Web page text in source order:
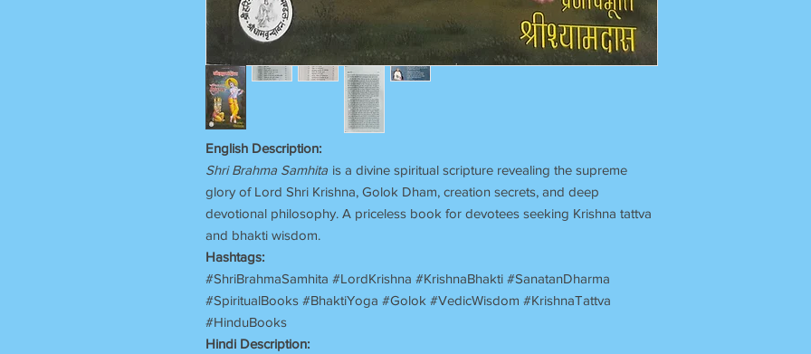
English Description:
Shri Brahma Samhita is a divine spiritual scripture revealing the supreme
glory of Lord Shri Krishna, Golok Dham, creation secrets, and deep
devotional philosophy. A priceless book for devotees seeking Krishna tattva
and bhakti wisdom.
Hashtags:
#ShriBrahmaSamhita #LordKrishna #KrishnaBhakti #SanatanDharma
#SpiritualBooks #BhaktiYoga #Golok #VedicWisdom #KrishnaTattva
#HinduBooks
Hindi Description: